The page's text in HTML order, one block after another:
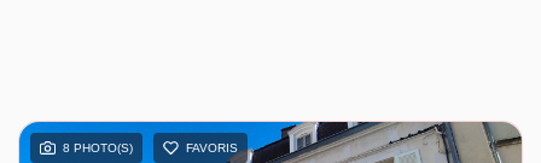
8 PHOTO(S) FAVORIS